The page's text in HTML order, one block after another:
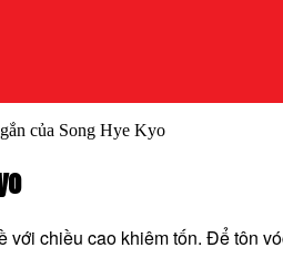
của Song Hye Kyo
chiều cao khiêm tốn. Để tôn